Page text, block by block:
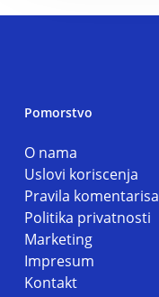
Pomorstvo
O nama
Uslovi koriscenja
Pravila
Politika privatnosti
Marketing
Impresum
Kontakt